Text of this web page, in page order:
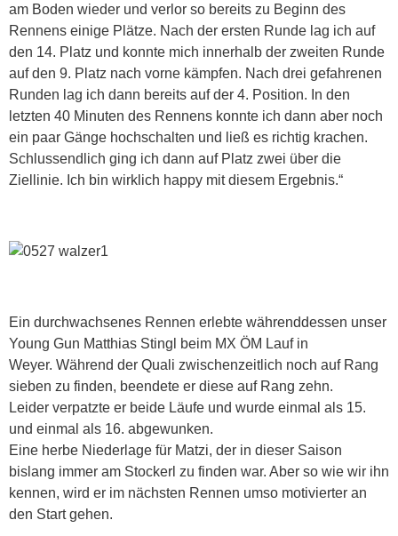
am Boden wieder und verlor so bereits zu Beginn des
Rennens einige Plätze. Nach der ersten Runde lag ich auf
den 14. Platz und konnte mich innerhalb der zweiten Runde
auf den 9. Platz nach vorne kämpfen. Nach drei gefahrenen
Runden lag ich dann bereits auf der 4. Position. In den
letzten 40 Minuten des Rennens konnte ich dann aber noch
ein paar Gänge hochschalten und ließ es richtig krachen.
Schlussendlich ging ich dann auf Platz zwei über die
Ziellinie. Ich bin wirklich happy mit diesem Ergebnis.“
Ein durchwachsenes Rennen erlebte währenddessen unser
Young Gun Matthias Stingl beim MX ÖM Lauf in
Weyer. Während der Quali zwischenzeitlich noch auf Rang
sieben zu finden, beendete er diese auf Rang zehn.
Leider verpatzte er beide Läufe und wurde einmal als 15.
und einmal als 16. abgewunken.
Eine herbe Niederlage für Matzi, der in dieser Saison
bislang immer am Stockerl zu finden war. Aber so wie wir ihn
kennen, wird er im nächsten Rennen umso motivierter an
den Start gehen.